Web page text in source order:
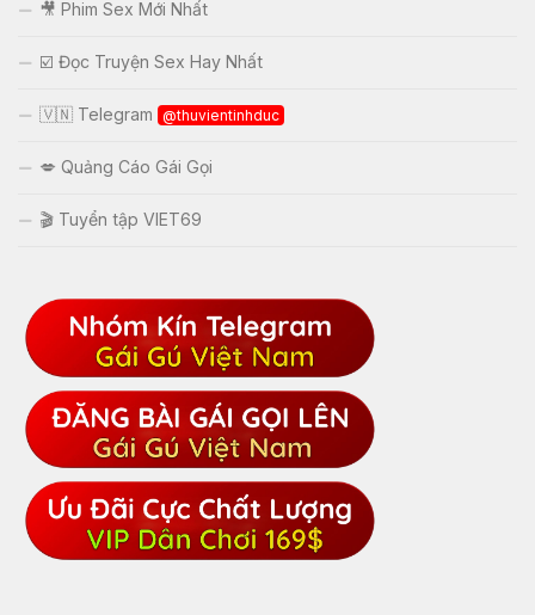
🎥 Phim Sex Mới Nhất
☑️ Đọc Truyện Sex Hay Nhất
🇻🇳 Telegram @thuvientinhduc
💋 Quảng Cáo Gái Gọi
🎬 Tuyển tập VIET69